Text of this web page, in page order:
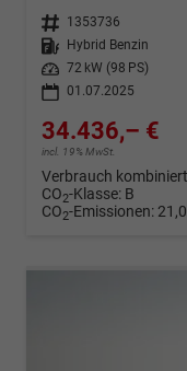
Fahrzeugnr. 1353736
Kraftstoff
Hybrid Benzin
Leistung
72 kW (98 PS)
01.07.2025
34.436,– €
incl. 19% MwSt.
Verbrauch
CO2-Klasse: B
CO2-Emissionen: